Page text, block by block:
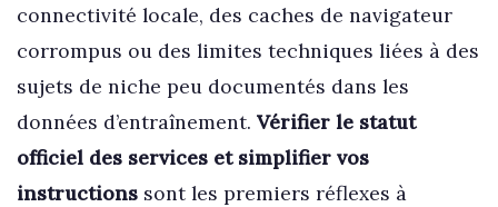
connectivité locale, des caches de navigateur
corrompus ou des limites techniques liées à des
sujets de niche peu documentés dans les
données d’entraînement. Vérifier le statut
officiel des services et simplifier vos
instructionssont les premiers réflexes à